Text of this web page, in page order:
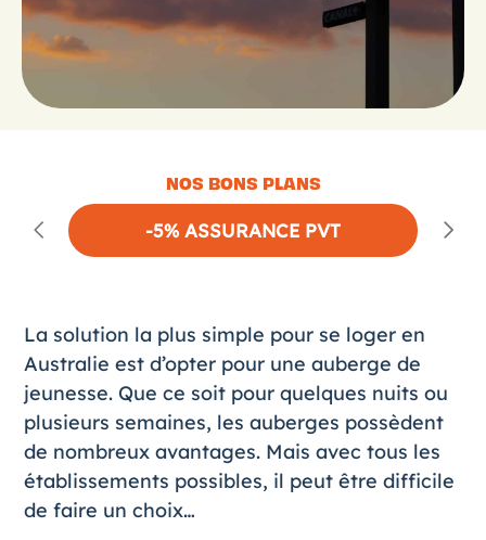
NOS BONS PLANS
-5% ASSURANCE PVT
La solution la plus simple pour se loger en
Australie est d’opter pour une auberge de
jeunesse. Que ce soit pour quelques nuits ou
plusieurs semaines, les auberges possèdent
de nombreux avantages. Mais avec tous les
établissements possibles, il peut être difficile
de faire un choix…